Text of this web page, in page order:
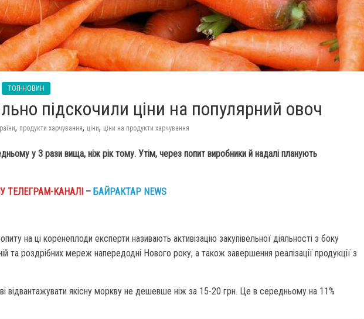
ТОП-НОВИН
підскочили ціни на популярний овоч
, продукти харчування, ціни, ціни на продукти харчування
у 3 рази вища, ніж рік тому. Утім, через попит виробники й надалі планують
ТЕЛЕГРАМ-КАНАЛІ – БАЙРАКТАР NEWS
на ці коренеплоди експерти називають активізацію закупівельної діяльності з боку
та роздрібних мереж напередодні Нового року, а також завершення реалізації продукції з
відвантажувати якісну моркву не дешевше ніж за 15-20 грн. Це в середньому на 11%